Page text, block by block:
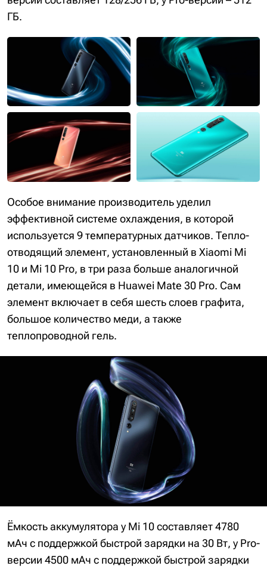
ГБ.
Особое внимание производитель уделил
эффективной системе охлаждения, в которой
используется 9 температурных датчиков. Тепло-
отводящий элемент, установленный в Xiaomi Mi
10 и Mi 10 Pro, в три раза больше аналогичной
детали, имеющейся в Huawei Mate 30 Pro. Сам
элемент включает в себя шесть слоев графита,
большое количество меди, а также
теплопроводной гель.
Ёмкость аккумулятора у Mi 10 составляет 4780
мАч с поддержкой быстрой зарядки на 30 Вт, у Pro-
версии 4500 мАч с поддержкой быстрой зарядки